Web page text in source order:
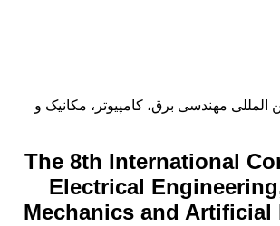
مهندسی برق، کامپیوتر، مکانیک و
The 8th International
Electrical
Mechanics and Artificial